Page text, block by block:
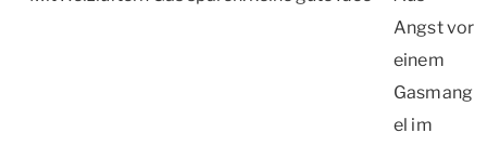
Angst vor
einem
Gasmang
el im